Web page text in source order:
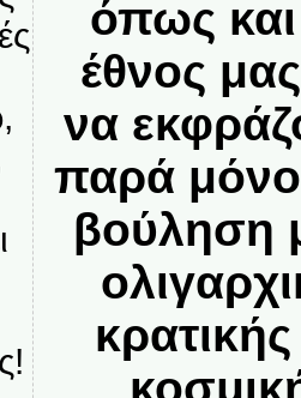
όπως και
έθνος
να
παρά
βούληση